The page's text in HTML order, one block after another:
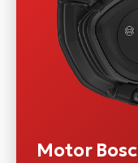
Motor